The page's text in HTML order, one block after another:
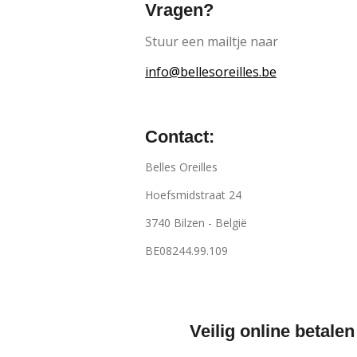
Vragen?
Stuur een mailtje naar
info@bellesoreilles.be
Contact:
Belles Oreilles
Hoefsmidstraat 24
3740 Bilzen - België
BE08244.99.109
Veilig online